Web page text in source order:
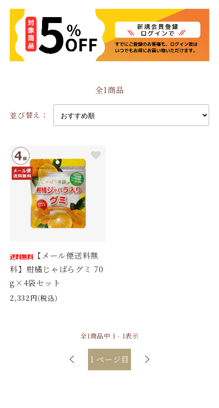
全1商品
並び替え：
【メール便送料無
料】柑橘じゃばらグミ 70
g×4袋セット
2,332円(税込)
全1商品中 1 - 1表示
1 ページ目